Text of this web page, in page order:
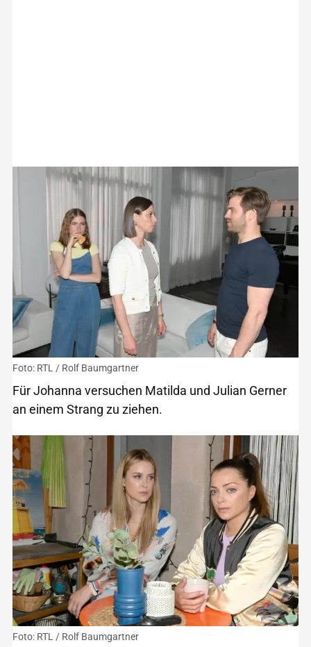
Foto: RTL / Rolf Baumgartner
Für Johanna versuchen Matilda und Julian Gerner
an einem Strang zu ziehen.
Foto: RTL / Rolf Baumgartner